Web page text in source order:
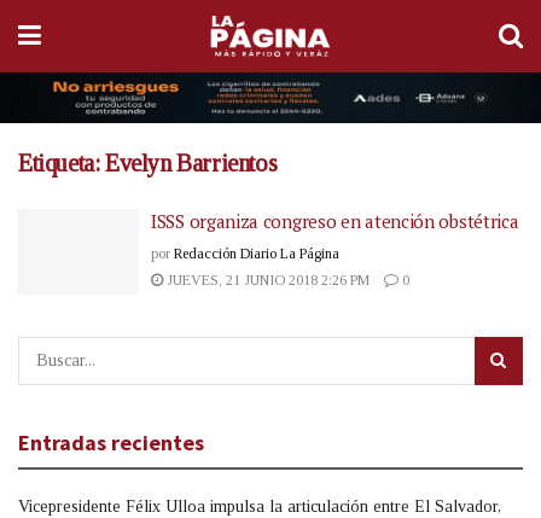
Etiqueta:Evelyn Barrientos
ISSS organiza congreso en atención obstétrica
por Redacción Diario La Página
JUEVES, 21 JUNIO 2018 2:26 PM
0
Entradas recientes
Vicepresidente Félix Ulloa impulsa la articulación entre El Salvador,